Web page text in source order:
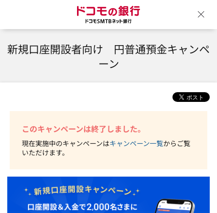
新規口座開設者向け 円普通預金キャンペ
ーン
このキャンペーンは終了しました。
現在実施中のキャンペーンはキャンペーン一覧からご覧
いただけます。